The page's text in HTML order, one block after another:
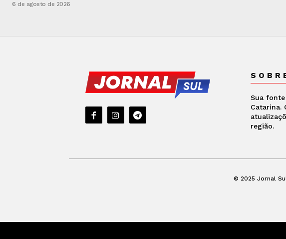
6 de agosto de 2026
Sua
Catarina.
região.
© 2025 Jornal